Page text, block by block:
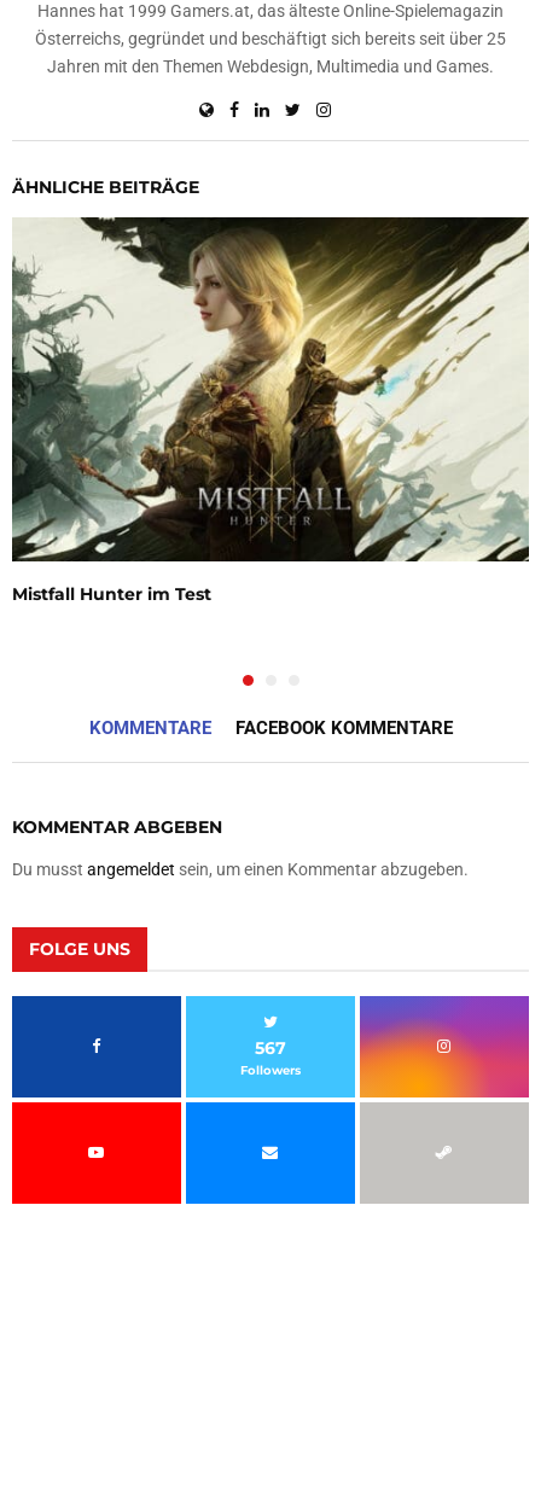
Hannes hat 1999 Gamers.at, das älteste Online-Spielemagazin
Österreichs, gegründet und beschäftigt sich bereits seit über 25
Jahren mit den Themen Webdesign, Multimedia und Games.
ÄHNLICHE BEITRÄGE
Mistfall Hunter im Test
KOMMENTARE FACEBOOK KOMMENTARE
KOMMENTAR ABGEBEN
Du musst angemeldet sein, um einen Kommentar abzugeben.
FOLGE UNS
567
Followers